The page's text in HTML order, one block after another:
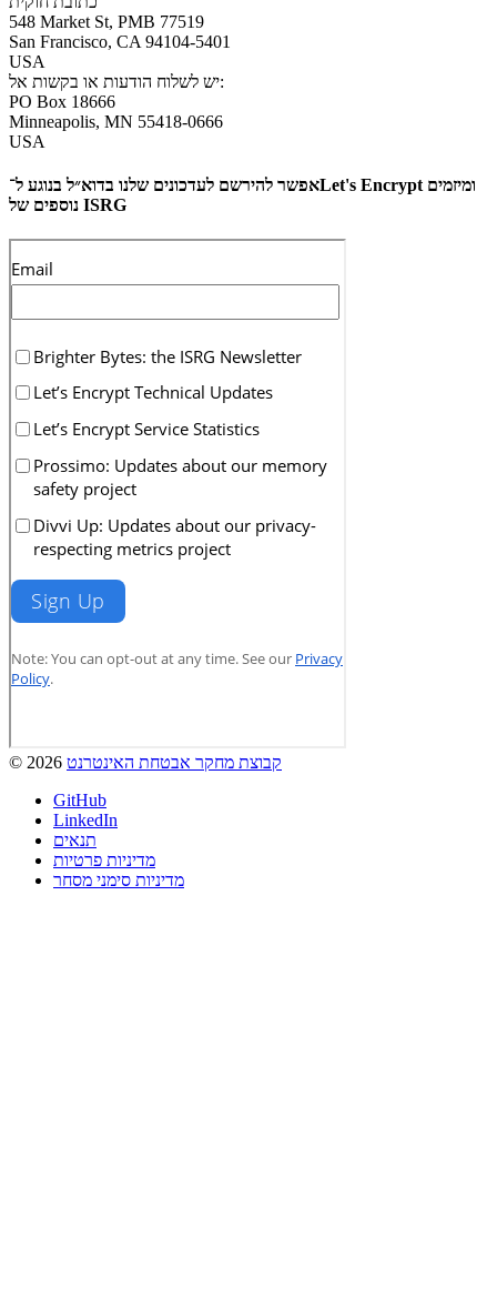
548 Market St, PMB 77519
San Francisco, CA 94104-5401
USA
יש לשלוח הודעות או בקשות אל:
PO Box 18666
Minneapolis, MN 55418-0666
USA
אפשר להירשם לעדכונים שלנו בדוא״ל בנוגע ל־Let's Encrypt ומיזמים
נוספים של ISRG
© 2026 קבוצת מחקר אבטחת האינטרנט
GitHub
LinkedIn
תנאים
מדיניות פרטיות
מדיניות סימני מסחר